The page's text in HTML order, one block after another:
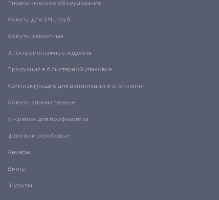
Пневматическое оборудование
Хомуты для SML труб
Хомуты ремонтные
Электромонтажные изделия
Продукция в блистерной упаковке
Комплектующие для вентиляции и отопления
Хомуты спринклерные
V-крепеж для профнастила
Шпильки резьбовые
Анкеры
Винты
Шурупы